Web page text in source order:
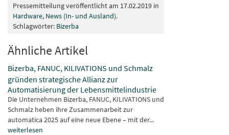
Pressemitteilung veröffentlicht am 17.02.2019 in
Hardware, News (In- und Ausland).
Schlagwörter: Bizerba
Ähnliche Artikel
Bizerba, FANUC, KILIVATIONS und Schmalz
gründen strategische Allianz zur
Automatisierung der Lebensmittelindustrie
Die Unternehmen Bizerba, FANUC, KILIVATIONS und
Schmalz heben ihre Zusammenarbeit zur
automatica 2025 auf eine neue Ebene – mit der...
weiterlesen